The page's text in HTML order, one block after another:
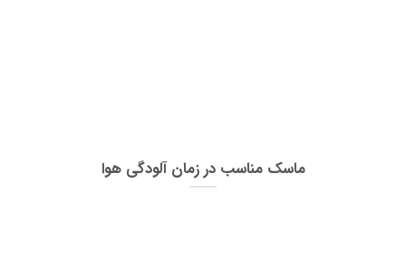
ماسک مناسب در زمان آلودگی هوا